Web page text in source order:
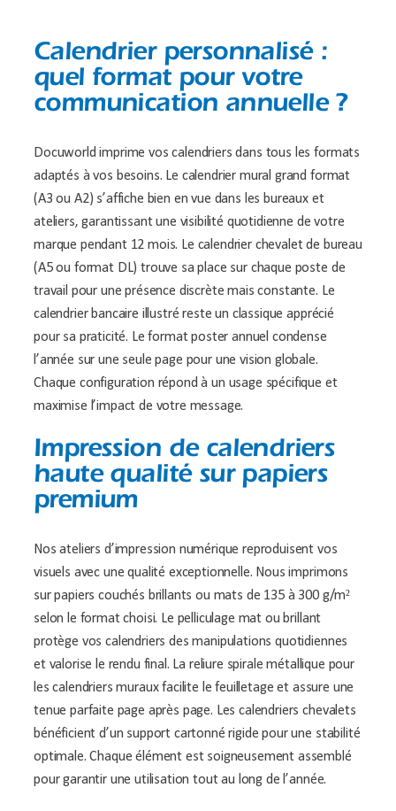
Calendrier personnalisé :
quel format pour votre
communication annuelle ?
Docuworld imprime vos calendriers dans tous les formats
adaptés à vos besoins. Le calendrier mural grand format
(A3 ou A2) s’affiche bien en vue dans les bureaux et
ateliers, garantissant une visibilité quotidienne de votre
marque pendant 12 mois. Le calendrier chevalet de bureau
(A5 ou format DL) trouve sa place sur chaque poste de
travail pour une présence discrète mais constante. Le
calendrier bancaire illustré reste un classique apprécié
pour sa praticité. Le format poster annuel condense
l’année sur une seule page pour une vision globale.
Chaque configuration répond à un usage spécifique et
maximise l’impact de votre message.
Impression de calendriers
haute qualité sur papiers
premium
Nos ateliers d’impression numérique reproduisent vos
visuels avec une qualité exceptionnelle. Nous imprimons
sur papiers couchés brillants ou mats de 135 à 300 g/m²
selon le format choisi. Le pelliculage mat ou brillant
protège vos calendriers des manipulations quotidiennes
et valorise le rendu final. La reliure spirale métallique pour
les calendriers muraux facilite le feuilletage et assure une
tenue parfaite page après page. Les calendriers chevalets
bénéficient d’un support cartonné rigide pour une stabilité
optimale. Chaque élément est soigneusement assemblé
pour garantir une utilisation tout au long de l’année.